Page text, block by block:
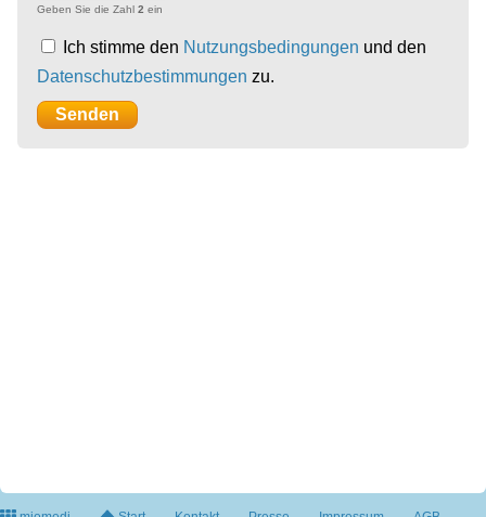
Geben Sie die Zahl 2 ein
Ich stimme den Nutzungsbedingungen und den
Datenschutzbestimmungen zu.